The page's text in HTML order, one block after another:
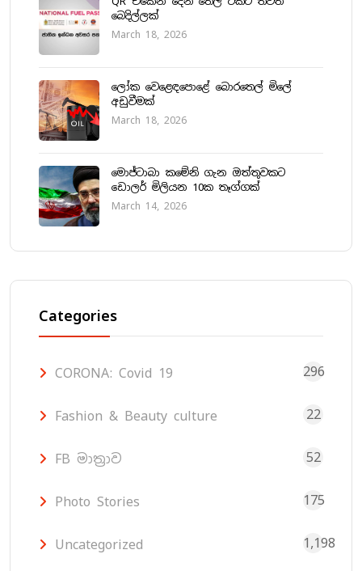
බෙදිල්ලක්
March 18, 2026
ලෝක වෙළෙඳපොළේ බොරතෙල් මිලේ
අඩුවීමක්
March 18, 2026
මොජ්ටාබා කමේනි ගැන ඔත්තුවකට
ඩොලර් මිලියන 10ක තෑග්ගක්
March 14, 2026
Categories
CORONA: Covid 19 296
Fashion & Beauty culture 22
FB මාත්‍රාව 52
Photo Stories 175
Uncategorized 1,198